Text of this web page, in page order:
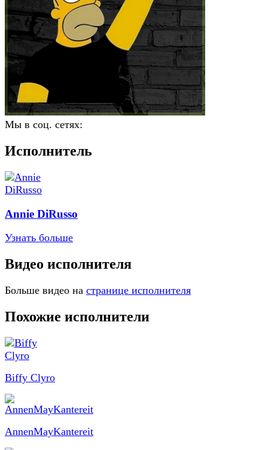
Мы в соц. сетях:
Исполнитель
Annie DiRusso
Узнать больше
Видео исполнителя
Больше видео на странице исполнителя
Похожие исполнители
Biffy Clyro
AnnenMayKantereit